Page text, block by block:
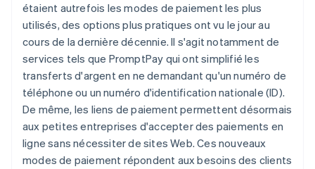
Technologie CCP
Cryptomonnaie
étaient autrefois les modes de paiement les plus
utilisés, des options plus pratiques ont vu le jour au
cours de la dernière décennie. Il s'agit notamment de
services tels que PromptPay qui ont simplifié les
transferts d'argent en ne demandant qu'un numéro de
téléphone ou un numéro d'identification nationale (ID).
De même, les liens de paiement permettent désormais
aux petites entreprises d'accepter des paiements en
ligne sans nécessiter de sites Web. Ces nouveaux
modes de paiement répondent aux besoins des clients